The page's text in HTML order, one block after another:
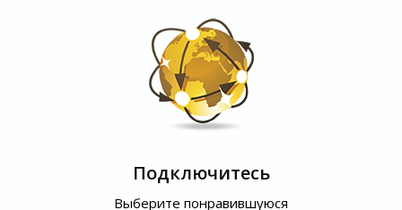
Подключитесь
Выберите понравившуюся